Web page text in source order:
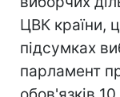
ЦВК країни,
підсумках
парламент